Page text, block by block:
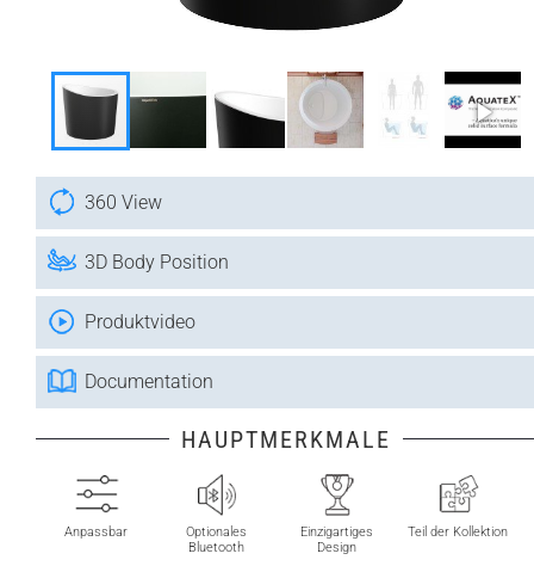
360 View
3D Body Position
Produktvideo
Documentation
HAUPTMERKMALE
Anpassbar
Optionales
Bluetooth
Einzigartiges
Design
Teil der Kollektion